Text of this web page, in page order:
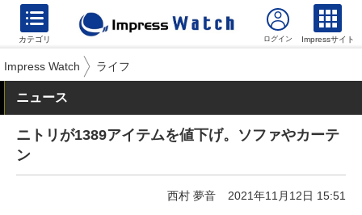
カテゴリ Impressサイト
Impress Watch ライフ
ニュース
ニトリが1389アイテムを値下げ。ソファやカーテ
ン
西村 夢音 2021年11月12日 15:51